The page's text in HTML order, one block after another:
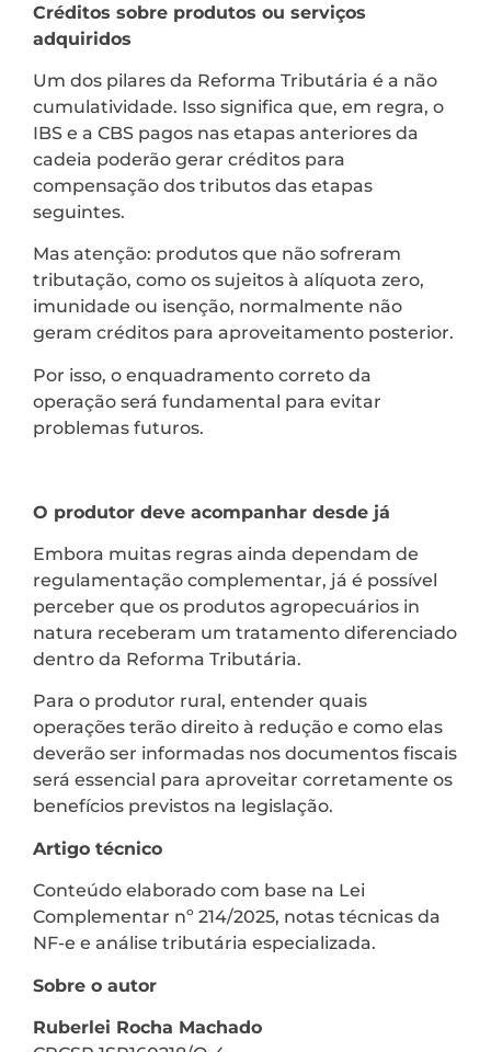
Créditos sobre produtos ou serviços
adquiridos
Um dos pilares da Reforma Tributária é a não
cumulatividade. Isso significa que, em regra, o
IBS e a CBS pagos nas etapas anteriores da
cadeia poderão gerar créditos para
compensação dos tributos das etapas
seguintes.
Mas atenção: produtos que não sofreram
tributação, como os sujeitos à alíquota zero,
imunidade ou isenção, normalmente não
geram créditos para aproveitamento posterior.
Por isso, o enquadramento correto da
operação será fundamental para evitar
problemas futuros.
O produtor deve acompanhar desde já
Embora muitas regras ainda dependam de
regulamentação complementar, já é possível
perceber que os produtos agropecuários in
natura receberam um tratamento diferenciado
dentro da Reforma Tributária.
Para o produtor rural, entender quais
operações terão direito à redução e como elas
deverão ser informadas nos documentos fiscais
será essencial para aproveitar corretamente os
benefícios previstos na legislação.
Artigo técnico
Conteúdo elaborado com base na Lei
Complementar nº 214/2025, notas técnicas da
NF-e e análise tributária especializada.
Sobre o autor
Ruberlei Rocha Machado